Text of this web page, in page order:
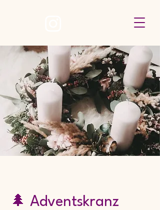
🌲 Adventskranz